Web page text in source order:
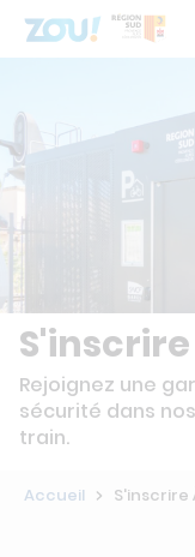
Rejoignez une
sécurité dans
train.
Accueil S'inscrire